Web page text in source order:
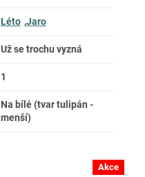
Léto ,Jaro
Už se trochu vyzná
1
Na bílé (tvar tulipán -
menší)
Akce